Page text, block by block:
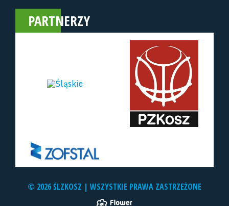
PARTNERZY
© 2026 ŚLZKOSZ | WSZYSTKIE PRAWA ZASTRZEŻONE